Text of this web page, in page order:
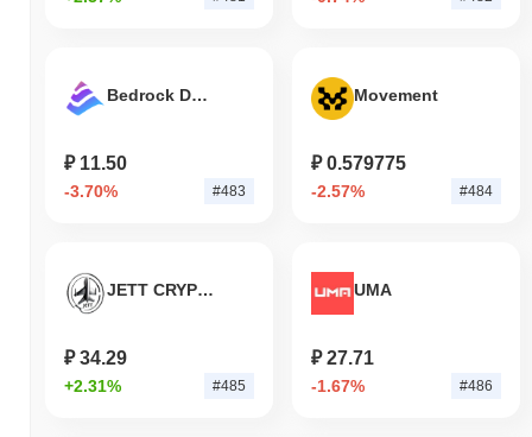
Bedrock DAO
₽ 11.50
-3.70% #483
Movement
₽ 0.579775
-2.57% #484
JETT CRYPTO
₽ 34.29
+2.31% #485
UMA
₽ 27.71
-1.67% #486